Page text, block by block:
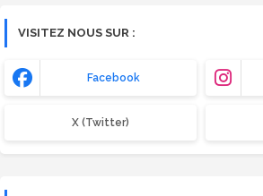
VISITEZ NOUS SUR :
Facebook
X (Twitter)